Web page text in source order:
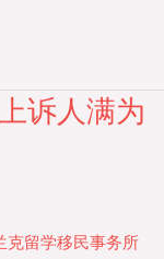
诉人满为
克留学移民事务所